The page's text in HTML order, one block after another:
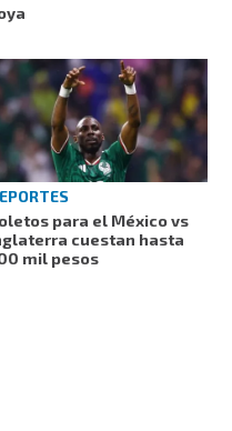
para el México vs
cuestan hasta
mil pesos